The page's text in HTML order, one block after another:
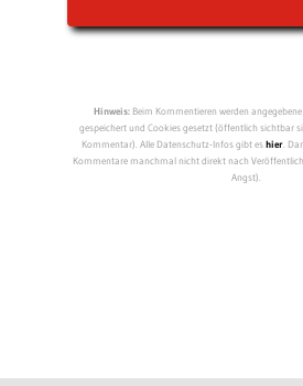
Hinweis:Beim Kommentieren werden angegebene
gespeichert und Cookies gesetzt (öffentlich sichtbar
Kommentar). Alle Datenschutz-Infos gibt eshier.
Kommentare manchmal nicht direkt nach
Angst).